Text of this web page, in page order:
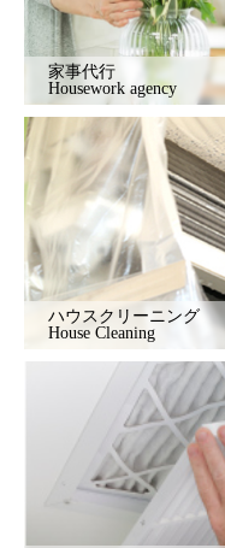
家事代行
Housework agency
ハウスクリーニング
House Cleaning